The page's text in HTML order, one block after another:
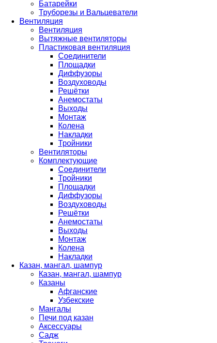
Батарейки
Труборезы и Вальцеватели
Вентиляция
Вентиляция
Вытяжные вентиляторы
Пластиковая вентиляция
Соединители
Площадки
Диффузоры
Воздуховоды
Решётки
Анемостаты
Выходы
Монтаж
Колена
Накладки
Тройники
Вентиляторы
Комплектующие
Соединители
Тройники
Площадки
Диффузоры
Воздуховоды
Решётки
Анемостаты
Выходы
Монтаж
Колена
Накладки
Казан, мангал, шампур
Казан, мангал, шампур
Казаны
Афганские
Узбекские
Мангалы
Печи под казан
Аксессуары
Садж